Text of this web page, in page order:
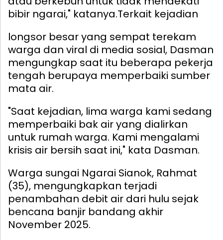
bibir ngarai," katanya.Terkait kejadian
longsor besar yang sempat terekam
warga dan viral di media sosial, Dasman
mengungkap saat itu beberapa pekerja
tengah berupaya memperbaiki sumber
mata air.
"Saat kejadian, lima warga kami sedang
memperbaiki bak air yang dialirkan
untuk rumah warga. Kami mengalami
krisis air bersih saat ini," kata Dasman.
Warga sungai Ngarai Sianok, Rahmat
(35), mengungkapkan terjadi
penambahan debit air dari hulu sejak
bencana banjir bandang akhir
November 2025.